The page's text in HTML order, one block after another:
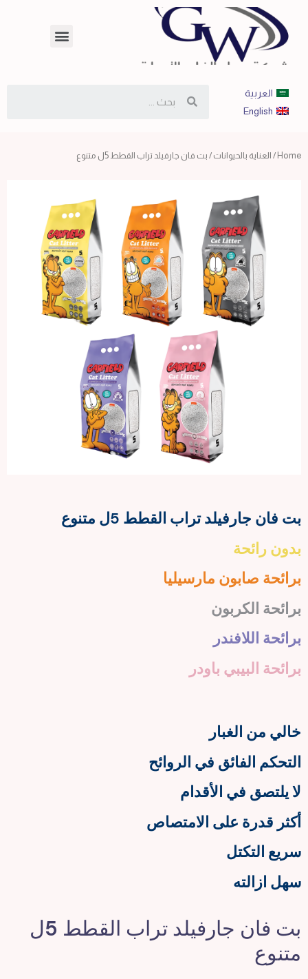
العربية
English
Home
/ العناية بالحيوانات / بت فان جارفيلد تراب القطط 5ل متنوع
بت فان جارفيلد تراب القطط 5ل متنوع
بدون رائحة
برائحة صابون مارسيليا
برائحة الكربون
برائحة اللافندر
برائحة البيبي باودر
خالي من الغبار
التحكم الفائق في الروائح
لا يلتصق في الأقدام
أكثر قدرة على الامتصاص
سريع التكتل
سهل ازالته
بت فان جارفيلد تراب القطط 5ل
متنوع